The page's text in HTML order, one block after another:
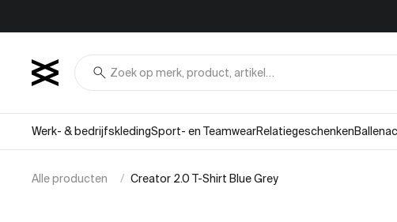
search
Werk- & bedrijfskledingSport- en TeamwearRelatiegeschenken
Alle producten Creator 2.0 T-Shirt Blue Grey